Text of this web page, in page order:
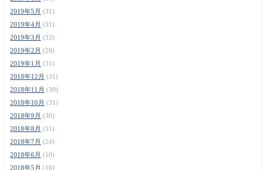
2019年5月 (31)
2019年4月 (31)
2019年3月 (33)
2019年2月 (28)
2019年1月 (31)
2018年12月 (31)
2018年11月 (30)
2018年10月 (31)
2018年9月 (30)
2018年8月 (31)
2018年7月 (24)
2018年6月 (10)
2018年5月 (18)